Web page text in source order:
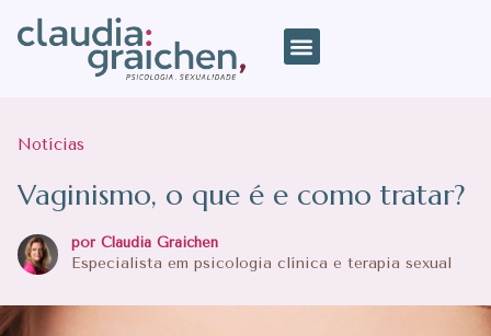
Notícias
Vaginismo, o que é e como tratar?
por Claudia Graichen
Especialista em psicologia clínica e terapia sexual